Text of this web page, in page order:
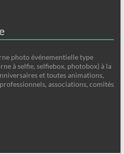
photo événementielle type
à selfie, selfiebox, photobox) à la
et toutes animations,
associations, comités